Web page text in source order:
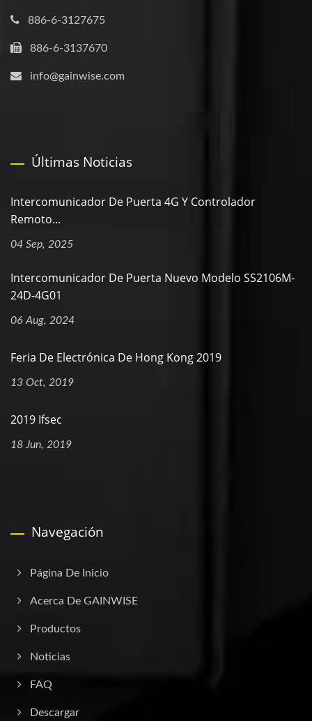
886-6-3127675
886-6-3137670
info@gainwise.com
Últimas Noticias
Intercomunicador De Puerta 4G Y Controlador
Remoto...
04 Sep, 2025
Intercomunicador De Puerta Nuevo Modelo SS2106M-
24D-4G01
06 Aug, 2024
Feria De Electrónica De Hong Kong 2019
13 Oct, 2019
2019 Ifsec
18 Jun, 2019
Navegación
Página De Inicio
Acerca De GAINWISE
Productos
Noticias
FAQ
Descargar